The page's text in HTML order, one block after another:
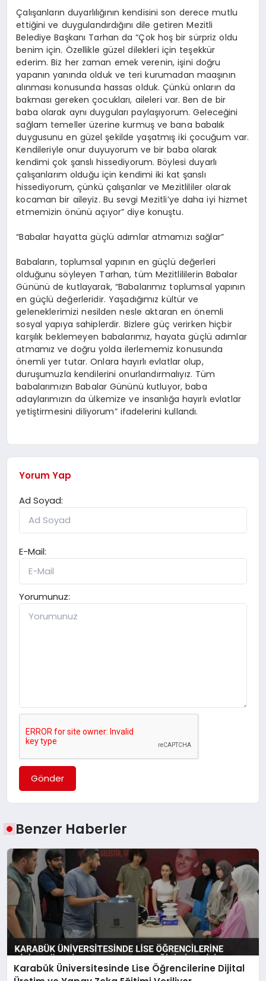
Çalışanların duyarlılığının kendisini son derece mutlu
ettiğini ve duygulandırdığını dile getiren Mezitli
Belediye Başkanı Tarhan da “Çok hoş bir sürpriz oldu
benim için. Özellikle güzel dilekleri için teşekkür
ederim. Biz her zaman emek verenin, işini doğru
yapanın yanında olduk ve teri kurumadan maaşının
alınması konusunda hassas olduk. Çünkü onların da
bakması gereken çocukları, aileleri var. Ben de bir
baba olarak aynı duyguları paylaşıyorum. Geleceğini
sağlam temeller üzerine kurmuş ve bana babalık
duygusunu en güzel şekilde yaşatmış iki çocuğum var.
Kendileriyle onur duyuyorum ve bir baba olarak
kendimi çok şanslı hissediyorum. Böylesi duyarlı
çalışanlarım olduğu için kendimi iki kat şanslı
hissediyorum, çünkü çalışanlar ve Mezitlililer olarak
kocaman bir aileyiz. Bu sevgi Mezitli’ye daha iyi hizmet
etmemizin önünü açıyor” diye konuştu.
“Babalar hayatta güçlü adımlar atmamızı sağlar”
Babaların, toplumsal yapının en güçlü değerleri
olduğunu söyleyen Tarhan, tüm Mezitlililerin Babalar
Gününü de kutlayarak, “Babalarımız toplumsal yapının
en güçlü değerleridir. Yaşadığımız kültür ve
geleneklerimizi nesilden nesle aktaran en önemli
sosyal yapıya sahiplerdir. Bizlere güç verirken hiçbir
karşılık beklemeyen babalarımız, hayata güçlü adımlar
atmamız ve doğru yolda ilerlememiz konusunda
önemli yer tutar. Onlara hayırlı evlatlar olup,
duruşumuzla kendilerini onurlandırmalıyız. Tüm
babalarımızın Babalar Gününü kutluyor, baba
adaylarımızın da ülkemize ve insanlığa hayırlı evlatlar
yetiştirmesini diliyorum” ifadelerini kullandı.
Yorum Yap
Ad Soyad:
E-Mail:
Yorumunuz:
Gönder
Benzer Haberler
Karabük Üniversitesinde Lise Öğrencilerine Dijital